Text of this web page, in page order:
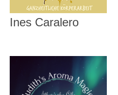
Ines Caralero